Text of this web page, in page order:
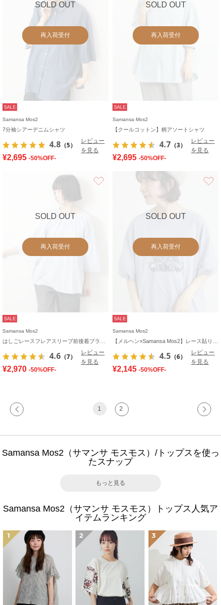
SOLD OUT
再入荷受付
SALE
Samansa Mos2
7分袖シアーデニムシャツ
4.8 （5）
レビュー
を見る
¥2,695 -50%OFF-
SOLD OUT
再入荷受付
SALE
Samansa Mos2
【クールコットン】柄アソートシャツ
4.7 （3）
レビュー
を見る
¥2,695 -50%OFF-
SOLD OUT
再入荷受付
SALE
Samansa Mos2
4.6 （7）
レビュー
を見る
¥2,970 -50%OFF-
SOLD OUT
再入荷受付
SALE
Samansa Mos2
4.5 （6）
レビュー
を見る
¥2,145 -50%OFF-
1 2
Samansa Mos2（サマンサ モスモス）/トップスを使っ
たスナップ
もっと見る
Samansa Mos2（サマンサ モスモス）トップス人気ア
イテムランキング
1 2 3